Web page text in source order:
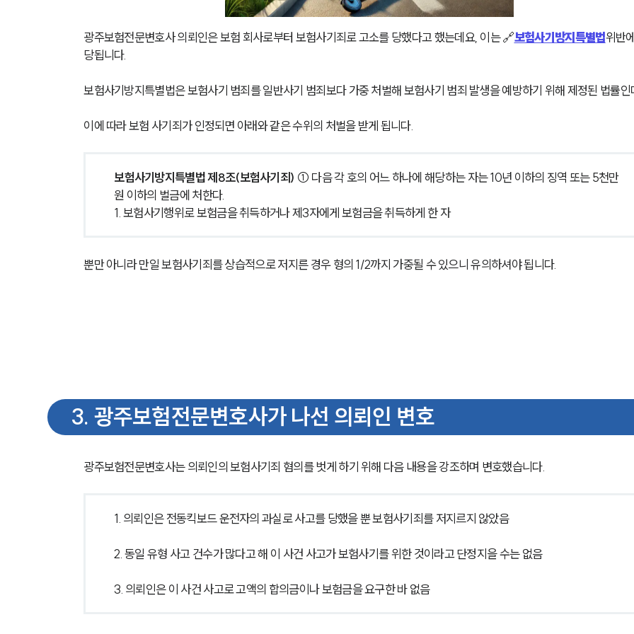
광주보험전문변호사 의뢰인은 보험 회사로부터 보험사기죄로 고소를 당했다고 했는데요, 이는 🔗보험사기방지특별법위반
당됩니다.
보험사기방지특별법은 보험사기 범죄를 일반사기 범죄보다 가중 처벌해 보험사기 범죄 발생을 예방하기 위해 제정된 법률인
이에 따라 보험 사기죄가 인정되면 아래와 같은 수위의 처벌을 받게 됩니다.
보험사기방지특별법 제8조(보험사기죄) ① 다음 각 호의 어느 하나에 해당하는 자는 10년 이하의 징역 또는 5천만
원 이하의 벌금에 처한다.
1. 보험사기행위로 보험금을 취득하거나 제3자에게 보험금을 취득하게 한 자
뿐만 아니라 만일 보험사기죄를 상습적으로 저지른 경우 형의 1/2까지 가중될 수 있으니 유의하셔야 됩니다.
3. 광주보험전문변호사가 나선 의뢰인 변호
광주보험전문변호사는 의뢰인의 보험사기죄 혐의를 벗게 하기 위해 다음 내용을 강조하며 변호했습니다.
1. 의뢰인은 전동킥보드 운전자의 과실로 사고를 당했을 뿐 보험사기죄를 저지르지 않았음
2. 동일 유형 사고 건수가 많다고 해 이 사건 사고가 보험사기를 위한 것이라고 단정지을 수는 없음
3. 의뢰인은 이 사건 사고로 고액의 합의금이나 보험금을 요구한 바 없음